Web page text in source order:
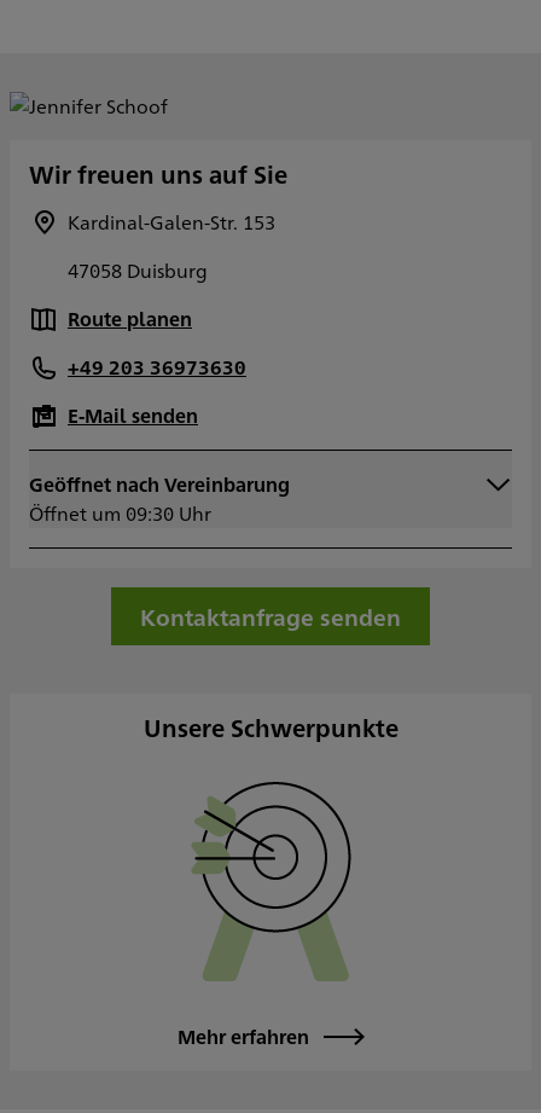
Wir freuen uns auf Sie
Kardinal-Galen-Str. 153
47058 Duisburg
Route planen
+49 203 36973630
E-Mail senden
Geöffnet nach Vereinbarung
Öffnet um 09:30 Uhr
Montag
Dienstag
Mittwoch
09:30 - 15:00
Kontaktanfrage senden
Unsere Schwerpunkte
Mehr erfahren